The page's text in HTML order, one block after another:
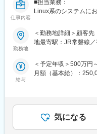
■教育体制：
向上の指針があり、
が行える制度がござい
に応じた研修体制が
※異動制度なども活発
~働きやすい環境・教育
・平均有給所得日数
有・介護休暇有(通算
仕事内容
■担当業務：
Linux系のシステムに
【詳細】
・メーカとの調整会議
・試験時のブリーフィ
・システムの設計書
・インターフェースの
■その他、付随的な業
勤務地
＜勤務地詳細＞顧客
地最寄駅：JR常磐線
給与
＜予定年収＞500万円
月額（基本給）：
歳 ～570万35歳 ～
あくまでも目安の金
ります。月給(月額)は
気になる